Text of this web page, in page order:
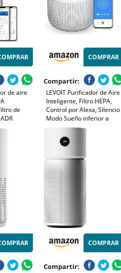
de aire
de
10)
COMPRAR
Compartir:
LEVOIT Purificador de Aire
Inteligente, Filtro HEPA,
Control por Alexa, Silencio
Modo Sueño inferior a
24dB, Elimina 99,97% de
Alergia Polen Olor y Caspa
de Mascota,Blanco
COMPRAR
Compartir: